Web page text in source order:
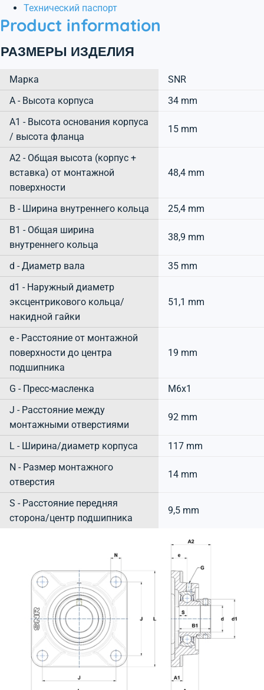
Технический паспорт
Product information
РАЗМЕРЫ ИЗДЕЛИЯ
Марка
SNR
А - Высота корпуса
34 mm
A1 - Высота основания корпуса
/ высота фланца
15 mm
A2 - Общая высота (корпус +
вставка) от монтажной
поверхности
48,4 mm
B - Ширина внутреннего кольца
25,4 mm
B1 - Общая ширина
внутреннего кольца
38,9 mm
d - Диаметр вала
35 mm
d1 - Наружный диаметр
эксцентрикового кольца/
накидной гайки
51,1 mm
e - Расстояние от монтажной
поверхности до центра
подшипника
19 mm
G - Пресс-масленка
M6x1
J - Расстояние между
монтажными отверстиями
92 mm
L - Ширина/диаметр корпуса
117 mm
N - Размер монтажного
отверстия
14 mm
S - Расстояние передняя
сторона/центр подшипника
9,5 mm